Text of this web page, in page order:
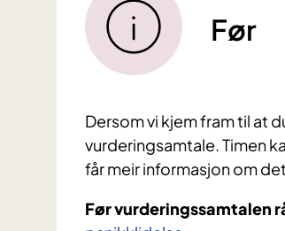
Før
Dersom vi kjem fram til at
vurderingsamtale. Timen
får meir informasjon om
Før vurderingssamtalen